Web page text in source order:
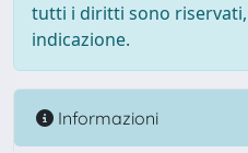
tutti i diritti sono riservati,
indicazione.
Informazioni